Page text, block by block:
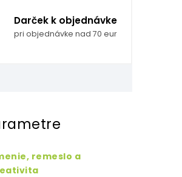
Darček k objednávke
pri objednávke nad 70 eur
remeslo a